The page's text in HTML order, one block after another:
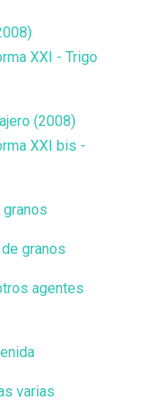
XXI - Trigo
(2008)
XXI bis -
granos
agentes
varias